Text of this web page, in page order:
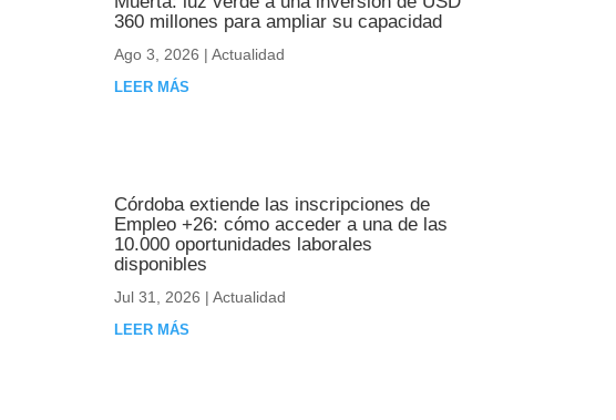
360 millones para ampliar su capacidad
Ago 3, 2026 | Actualidad
LEER MÁS
Córdoba extiende las inscripciones de
Empleo +26: cómo acceder a una de las
10.000 oportunidades laborales
disponibles
Jul 31, 2026 | Actualidad
LEER MÁS